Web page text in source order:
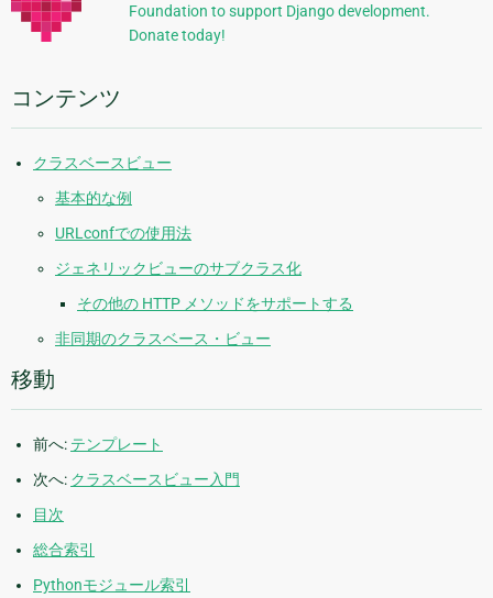
な
報
Foundation to support Django development.
Donate today!
コンテンツ
クラスベースビュー
基本的な例
URLconfでの使用法
ジェネリックビューのサブクラス化
その他の HTTP メソッドをサポートする
非同期のクラスベース・ビュー
移動
前へ: テンプレート
次へ: クラスベースビュー入門
目次
総合索引
Pythonモジュール索引